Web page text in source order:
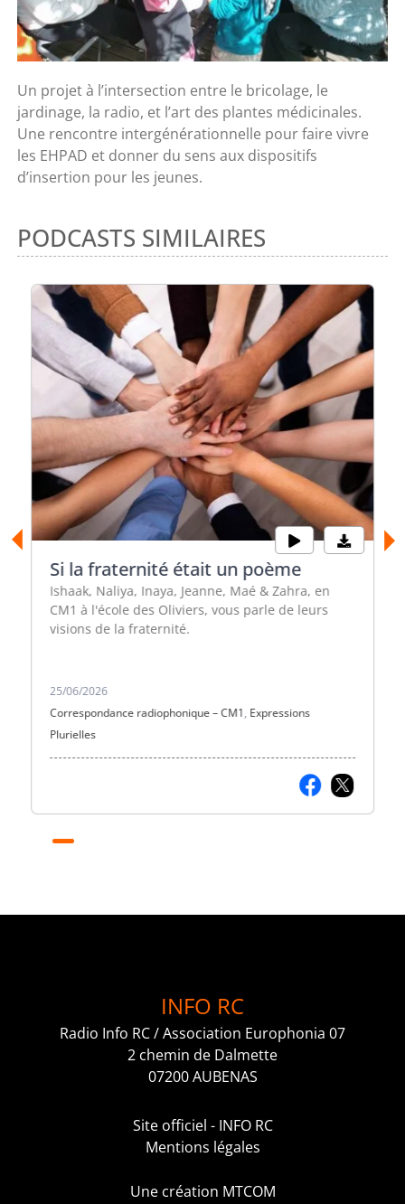
Un projet à l’intersection entre le bricolage, le
jardinage, la radio, et l’art des plantes médicinales.
Une rencontre intergénérationnelle pour faire vivre
les EHPAD et donner du sens aux dispositifs
d’insertion pour les jeunes.
PODCASTS SIMILAIRES
Si la fraternité était un poème
Ishaak, Naliya, Inaya, Jeanne, Maé & Zahra, en
CM1 à l'école des Oliviers, vous parle de leurs
visions de la fraternité.
25/06/2026
Correspondance radiophonique – CM1, Expressions
Plurielles
INFO RC
Radio Info RC / Association Europhonia 07
2 chemin de Dalmette
07200 AUBENAS
Site officiel - INFO RC
Mentions légales
Une création MTCOM